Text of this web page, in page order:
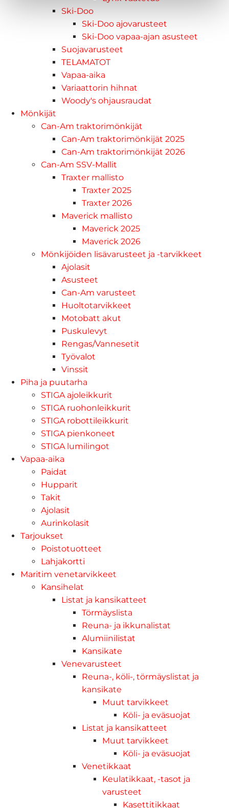
Ski-Doo
Ski-Doo ajovarusteet
Ski-Doo vapaa-ajan asusteet
Suojavarusteet
TELAMATOT
Vapaa-aika
Variaattorin hihnat
Woody's ohjausraudat
Mönkijät
Can-Am traktorimönkijät
Can-Am traktorimönkijät 2025
Can-Am traktorimönkijät 2026
Can-Am SSV-Mallit
Traxter mallisto
Traxter 2025
Traxter 2026
Maverick mallisto
Maverick 2025
Maverick 2026
Mönkijöiden lisävarusteet ja -tarvikkeet
Ajolasit
Asusteet
Can-Am varusteet
Huoltotarvikkeet
Motobatt akut
Puskulevyt
Rengas/Vannesetit
Työvalot
Vinssit
Piha ja puutarha
STIGA ajoleikkurit
STIGA ruohonleikkurit
STIGA robottileikkurit
STIGA pienkoneet
STIGA lumilingot
Vapaa-aika
Paidat
Hupparit
Takit
Ajolasit
Aurinkolasit
Tarjoukset
Poistotuotteet
Lahjakortti
Maritim venetarvikkeet
Kansihelat
Listat ja kansikatteet
Törmäyslista
Reuna- ja ikkunalistat
Alumiinilistat
Kansikate
Venevarusteet
Reuna-, köli-, törmäyslistat ja
kansikate
Muut tarvikkeet
Köli- ja eväsuojat
Listat ja kansikatteet
Muut tarvikkeet
Köli- ja eväsuojat
Venetikkaat
Keulatikkaat, -tasot ja
varusteet
Kasettitikkaat